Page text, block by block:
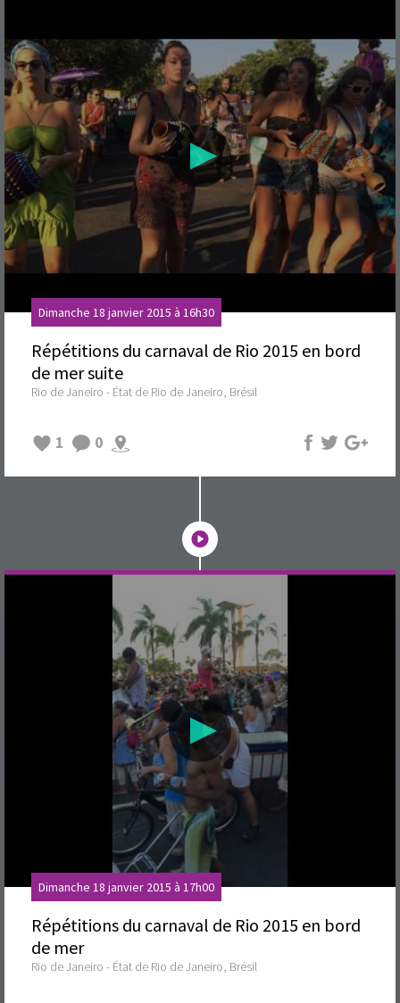
Dimanche 18 janvier 2015 à 16h30
Répétitions du carnaval de Rio 2015 en bord
de mer suite
Rio de Janeiro - État de Rio de Janeiro, Brésil
1 0
Dimanche 18 janvier 2015 à 17h00
Répétitions du carnaval de Rio 2015 en bord
de mer
Rio de Janeiro - État de Rio de Janeiro, Brésil